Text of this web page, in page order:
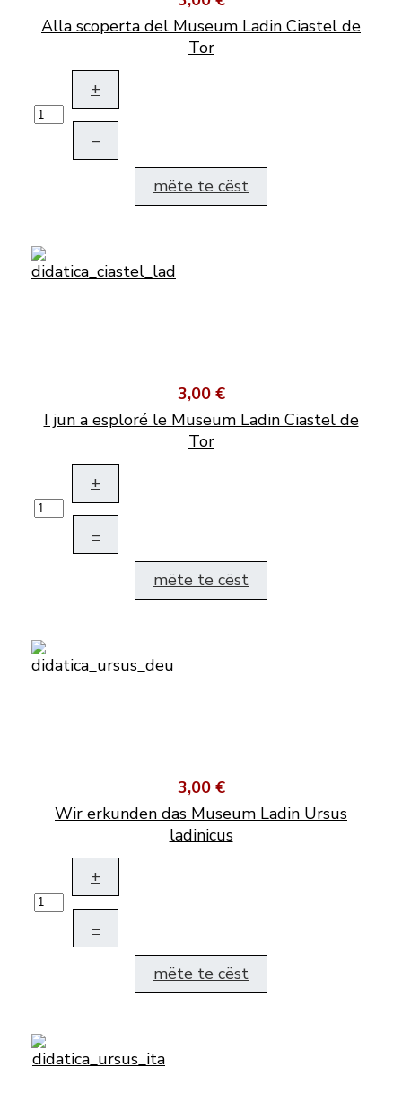
Alla scoperta del Museum Ladin Ciastel de
Tor
+
–
mëte te cëst
3,00 €
I jun a esploré le Museum Ladin Ciastel de
Tor
+
–
mëte te cëst
3,00 €
Wir erkunden das Museum Ladin Ursus
ladinicus
+
–
mëte te cëst